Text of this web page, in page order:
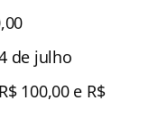
de julho
100,00 e R$